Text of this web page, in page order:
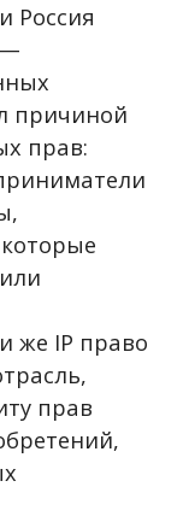
Россия
—
причиной
прав:
же IP право
прав